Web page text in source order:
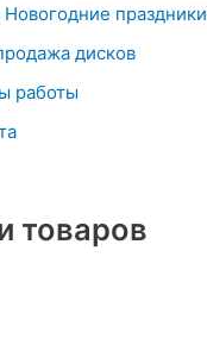
праздники
дисков
работы
товаров